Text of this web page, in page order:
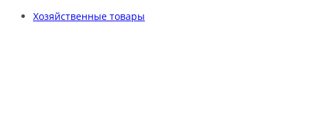
Хозяйственные товары